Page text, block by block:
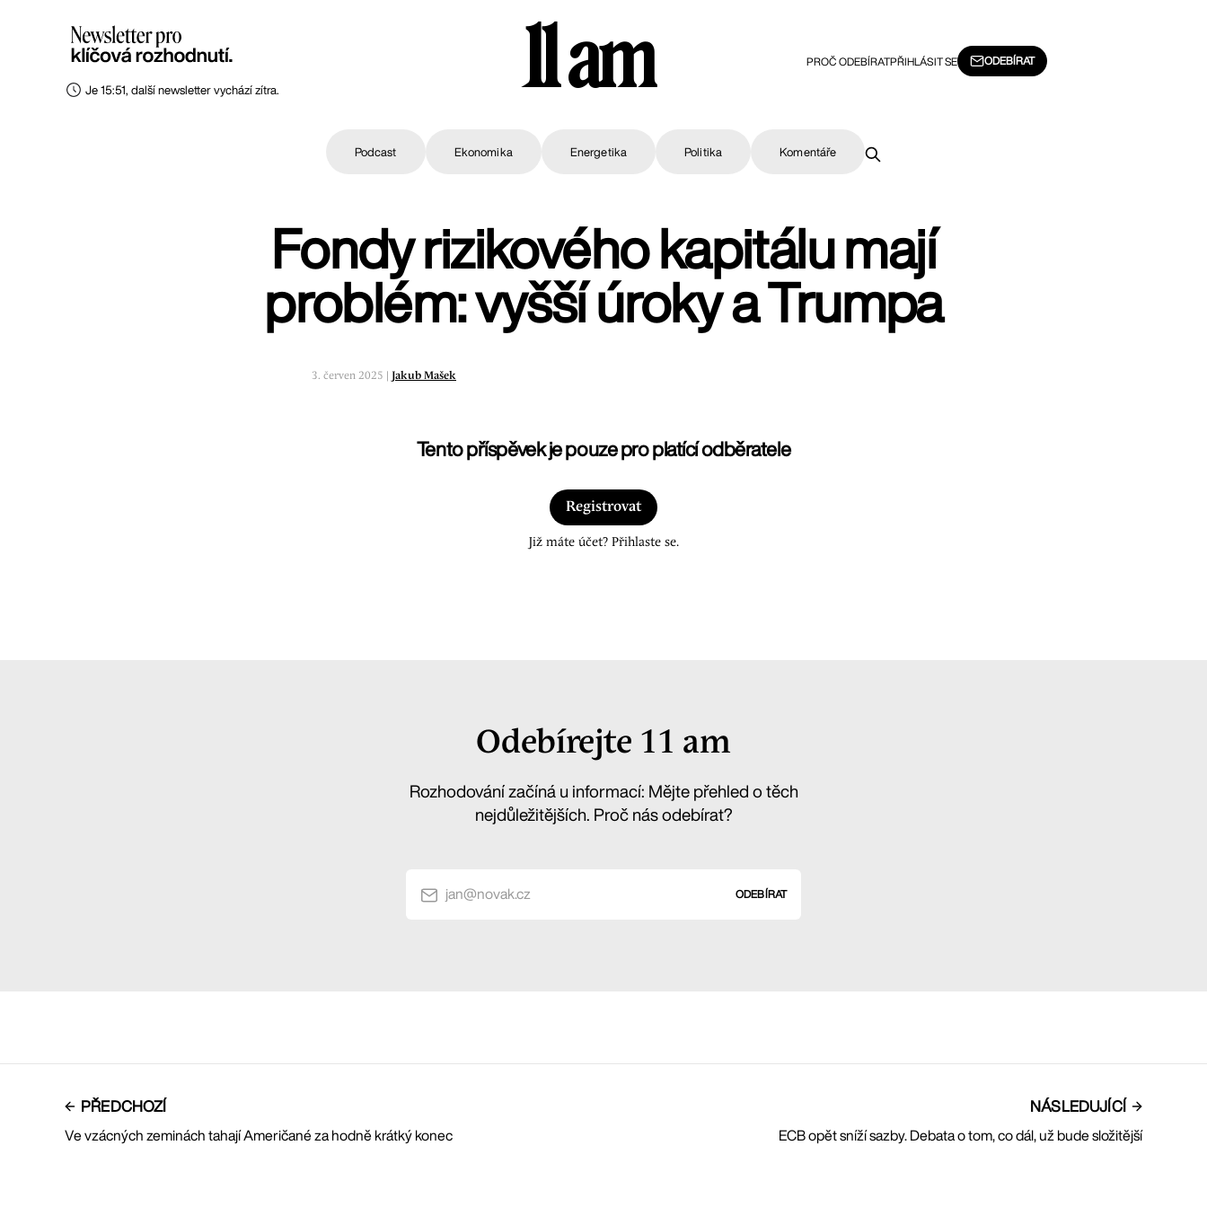
Je 15:51, další newsletter vychází zítra. 11 am PROČ ODEBÍRATPŘIHLÁSIT SE ODEBÍRAT
Podcast Ekonomika Energetika Politika Komentáře
Fondy rizikového kapitálu mají
problém: vyšší úroky a Trumpa
3. červen 2025 | Jakub Mašek
Tento příspěvek je pouze pro platící odběratele
Registrovat
Již máte účet? Přihlaste se.
Odebírejte 11 am
Rozhodování začíná u informací: Mějte přehled o těch
nejdůležitějších. Proč nás odebírat?
jan@novak.cz ODEBÍRAT
PŘEDCHOZÍ
Ve vzácných zeminách tahají Američané za hodně krátký konec
NÁSLEDUJÍCÍ
ECB opět sníží sazby. Debata o tom, co dál, už bude složitější